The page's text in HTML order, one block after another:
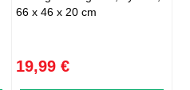
66 x 46 x 20 cm
19,99 €